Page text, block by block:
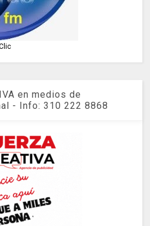
en medios de
- Info: 310 222 8868